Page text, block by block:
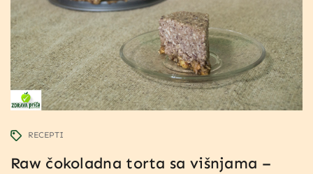
RECEPTI
Raw čokoladna torta sa višnjama –